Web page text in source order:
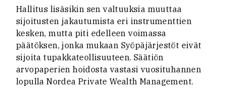
Hallitus lisäsikin sen valtuuksia muuttaa
sijoitusten jakautumista eri instrumenttien
kesken, mutta piti edelleen voimassa
päätöksen, jonka mukaan Syöpäjärjestöt eivät
sijoita tupakkateollisuuteen. Säätiön
arvopaperien hoidosta vastasi vuosituhannen
lopulla Nordea Private Wealth Management.